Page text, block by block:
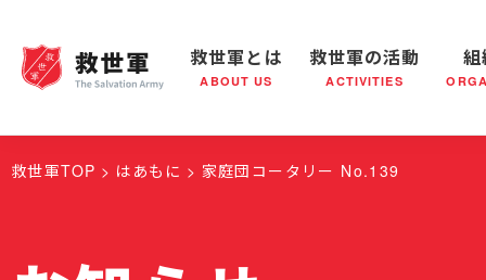
救世軍とは
ABOUT US
救世軍とは 世界が抱えている社会問題 救世軍
救世軍の活動
ACTIVITIES
救世軍の活動 社会鍋
組織概要
救世軍TOP はあもに 家庭団コータリー No.139